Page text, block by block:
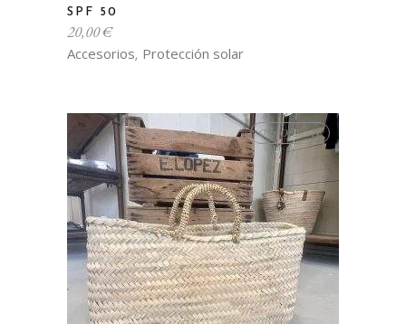
Accesorios, Protección solar
SPF 50
20,00€
Out Of Stock